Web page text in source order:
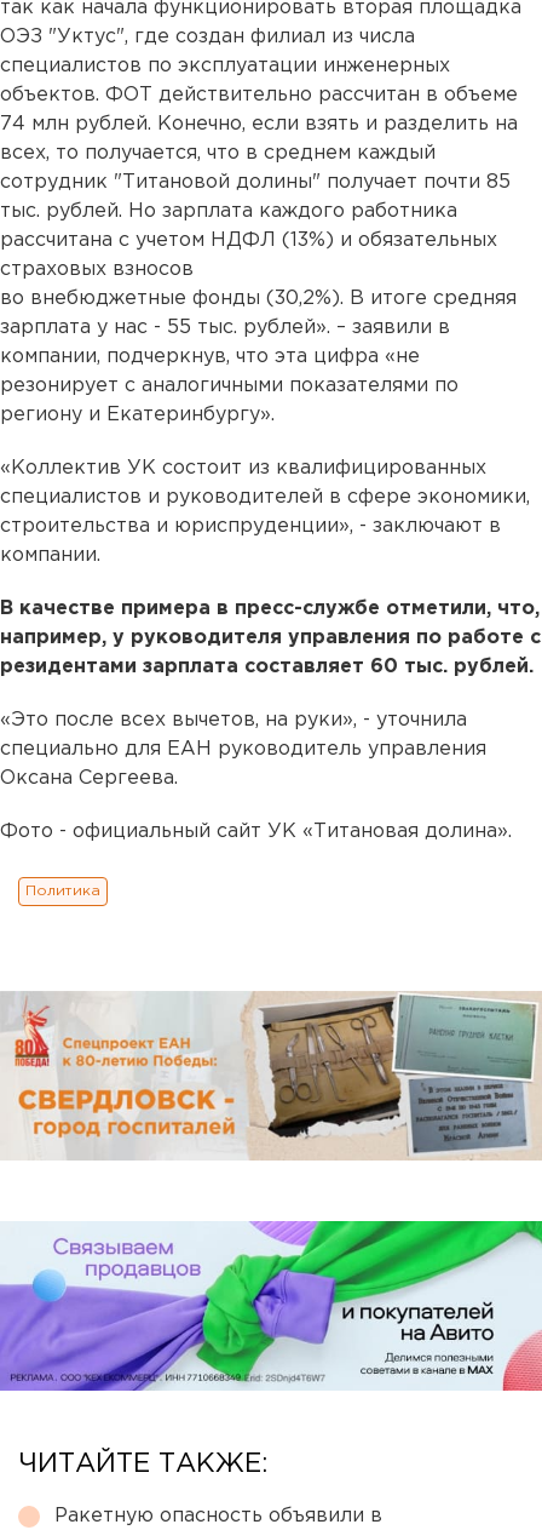
так как начала функционировать вторая площадка
ОЭЗ "Уктус", где создан филиал из числа
специалистов по эксплуатации инженерных
объектов. ФОТ действительно рассчитан в объеме
74 млн рублей. Конечно, если взять и разделить на
всех, то получается, что в среднем каждый
сотрудник "Титановой долины" получает почти 85
тыс. рублей. Но зарплата каждого работника
рассчитана с учетом НДФЛ (13%) и обязательных
страховых взносов
во внебюджетные фонды (30,2%). В итоге средняя
зарплата у нас - 55 тыс. рублей». – заявили в
компании, подчеркнув, что эта цифра «не
резонирует с аналогичными показателями по
региону и Екатеринбургу».
«Коллектив УК состоит из квалифицированных
специалистов и руководителей в сфере экономики,
строительства и юриспруденции», - заключают в
компании.
В качестве примера в пресс-службе отметили, что,
например, у руководителя управления по работе с
резидентами зарплата составляет 60 тыс. рублей.
«Это после всех вычетов, на руки», - уточнила
специально для ЕАН руководитель управления
Оксана Сергеева.
Фото - официальный сайт УК «Титановая долина».
Политика
ЧИТАЙТЕ ТАКЖЕ:
Ракетную опасность объявили в